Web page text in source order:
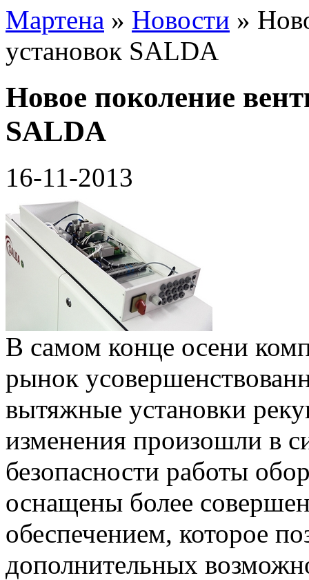
Мартена » Новости »
установок SALDA
Новое поколение
SALDA
16-11-2013
В самом конце осени
рынок
вытяжные установки
изменения произошли в
безопасности работы
оснащены более
обеспечением, которое
дополнительных